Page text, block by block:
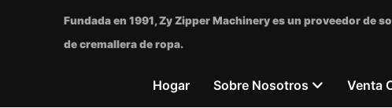
Fundada en 1991, Zy Zipper Machinery es un proveedor de
de cremallera de ropa.
Hogar Sobre Nosotros Venta